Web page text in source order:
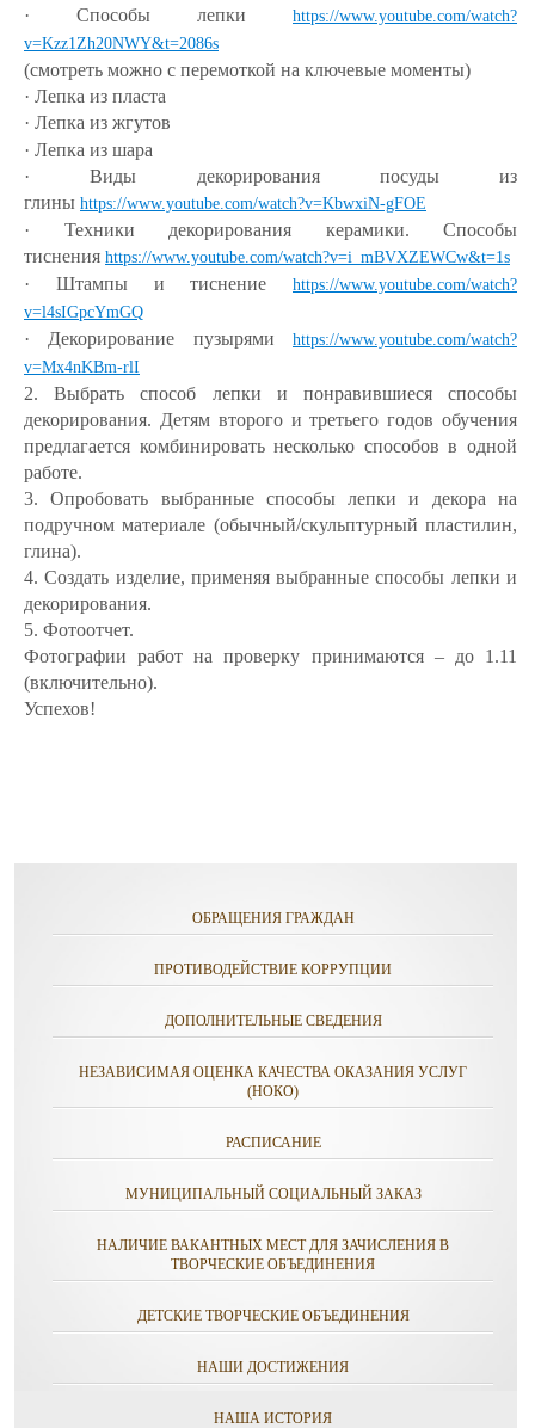
· Способы лепки https://www.youtube.com/watch?
v=Kzz1Zh20NWY&t=2086s
(смотреть можно с перемоткой на ключевые моменты)
· Лепка из пласта
· Лепка из жгутов
· Лепка из шара
· Виды декорирования посуды из
глины https://www.youtube.com/watch?v=KbwxiN-gFOE
· Техники декорирования керамики. Способы
тиснения https://www.youtube.com/watch?v=i_mBVXZEWCw&t=1s
· Штампы и тиснение https://www.youtube.com/watch?
v=l4sIGpcYmGQ
· Декорирование пузырями https://www.youtube.com/watch?
v=Mx4nKBm-rlI
2. Выбрать способ лепки и понравившиеся способы
декорирования. Детям второго и третьего годов обучения
предлагается комбинировать несколько способов в одной
работе.
3. Опробовать выбранные способы лепки и декора на
подручном материале (обычный/скульптурный пластилин,
глина).
4. Создать изделие, применяя выбранные способы лепки и
декорирования.
5. Фотоотчет.
Фотографии работ на проверку принимаются – до 1.11
(включительно).
Успехов!
ОБРАЩЕНИЯ ГРАЖДАН
ПРОТИВОДЕЙСТВИЕ КОРРУПЦИИ
ДОПОЛНИТЕЛЬНЫЕ СВЕДЕНИЯ
НЕЗАВИСИМАЯ ОЦЕНКА КАЧЕСТВА ОКАЗАНИЯ УСЛУГ
(НОКО)
РАСПИСАНИЕ
МУНИЦИПАЛЬНЫЙ СОЦИАЛЬНЫЙ ЗАКАЗ
НАЛИЧИЕ ВАКАНТНЫХ МЕСТ ДЛЯ ЗАЧИСЛЕНИЯ В
ТВОРЧЕСКИЕ ОБЪЕДИНЕНИЯ
ДЕТСКИЕ ТВОРЧЕСКИЕ ОБЪЕДИНЕНИЯ
НАШИ ДОСТИЖЕНИЯ
НАША ИСТОРИЯ